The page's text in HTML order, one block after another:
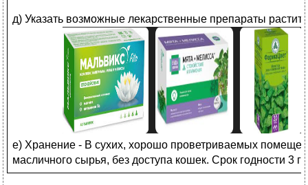
д) Указать возможные лекарственные препараты
е) Хранение - В сухих, хорошо проветриваемых
масличного сырья, без доступа кошек. Срок годности 3